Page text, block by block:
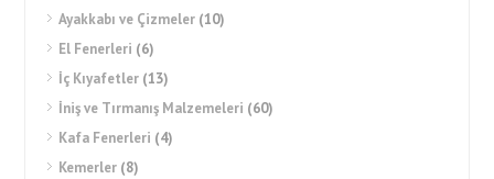
Ayakkabı ve Çizmeler (10)
El Fenerleri (6)
İç Kıyafetler (13)
İniş ve Tırmanış Malzemeleri (60)
Kafa Fenerleri (4)
Kemerler (8)